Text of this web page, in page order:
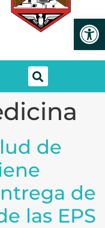
de
de
las EPS